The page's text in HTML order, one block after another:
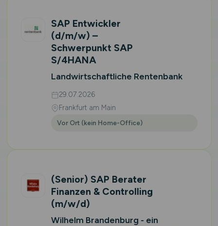
SAP Entwickler
(d/m/w) –
Schwerpunkt SAP
S/4HANA
Landwirtschaftliche Rentenbank
29.07.2026
Frankfurt am Main
Vor Ort (kein Home-Office)
(Senior) SAP Berater
Finanzen & Controlling
(m/w/d)
Wilhelm Brandenburg - ein